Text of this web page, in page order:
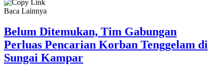
Baca Lainnya
Belum Ditemukan, Tim Gabungan
Perluas Pencarian Korban Tenggelam di
Sungai Kampar